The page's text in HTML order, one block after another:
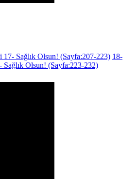
Sağlık Olsun! (Sayfa:207-223) 18-
Olsun! (Sayfa:223-232)